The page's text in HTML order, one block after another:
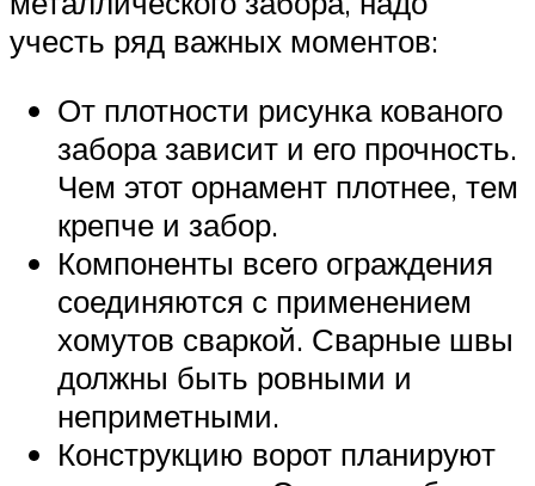
учесть ряд важных моментов:
От плотности рисунка кованого
забора зависит и его прочность.
Чем этот орнамент плотнее, тем
крепче и забор.
Компоненты всего ограждения
соединяются с применением
хомутов сваркой. Сварные швы
должны быть ровными и
неприметными.
Конструкцию ворот планируют